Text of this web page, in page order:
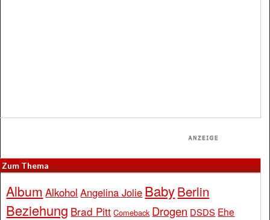
Zum Thema
Album Alkohol Angelina Jolie BabyBerlin
Beziehung Brad Pitt Comeback Drogen DSDS Ehe